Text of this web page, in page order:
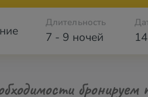
7 - 9 ночей
Длительность